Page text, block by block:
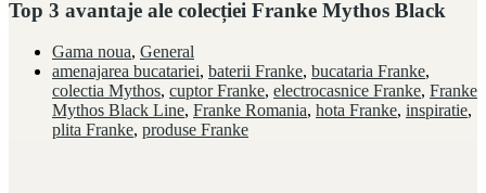
Top 3 avantaje ale colecției Franke Mythos Black
Gama noua, General
amenajarea bucatariei, baterii Franke, bucataria Franke,
colectia Mythos, cuptor Franke, electrocasnice Franke, Franke
Mythos Black Line, Franke Romania, hota Franke, inspiratie,
plita Franke, produse Franke